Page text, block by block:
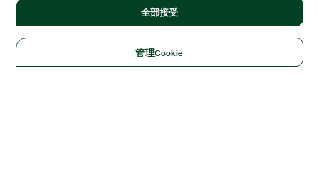
管理Cookie
全部接受